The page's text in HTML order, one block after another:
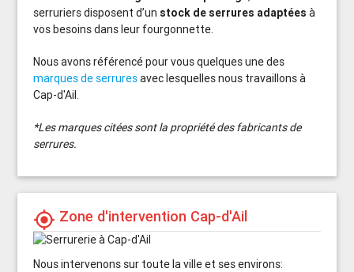
serruriers disposent d’un stock de serrures adaptées à
vos besoins dans leur fourgonnette.
Nous avons référencé pour vous quelques une des
marques de serruresavec lesquelles nous travaillons à
Cap-d'Ail.
*Les marques citées sont la propriété des fabricants de
serrures.
my_location Zone d'intervention Cap-d'Ail
Nous intervenons sur toute la ville et ses environs: